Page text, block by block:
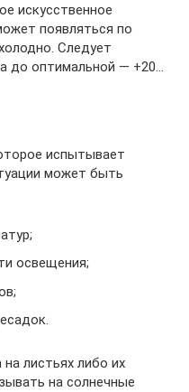
искусственное
появляться по
Следует
до оптимальной — +20…
испытывает
может быть
освещения;
листьях либо их
на солнечные